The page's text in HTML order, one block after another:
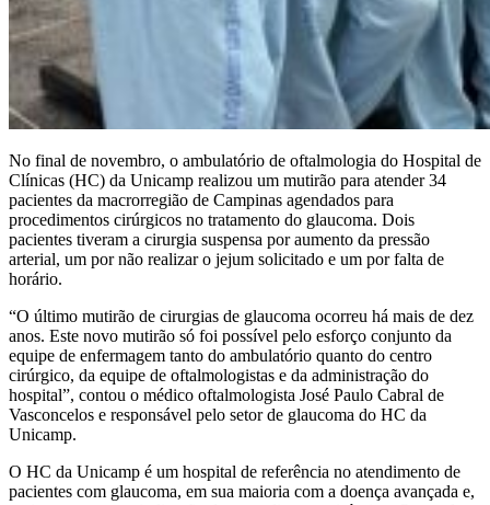
No final de novembro, o ambulatório de oftalmologia do Hospital de
Clínicas (HC) da Unicamp realizou um mutirão para atender 34
pacientes da macrorregião de Campinas agendados para
procedimentos cirúrgicos no tratamento do glaucoma. Dois
pacientes tiveram a cirurgia suspensa por aumento da pressão
arterial, um por não realizar o jejum solicitado e um por falta de
horário.
“O último mutirão de cirurgias de glaucoma ocorreu há mais de dez
anos. Este novo mutirão só foi possível pelo esforço conjunto da
equipe de enfermagem tanto do ambulatório quanto do centro
cirúrgico, da equipe de oftalmologistas e da administração do
hospital”, contou o médico oftalmologista José Paulo Cabral de
Vasconcelos e responsável pelo setor de glaucoma do HC da
Unicamp.
O HC da Unicamp é um hospital de referência no atendimento de
pacientes com glaucoma, em sua maioria com a doença avançada e,